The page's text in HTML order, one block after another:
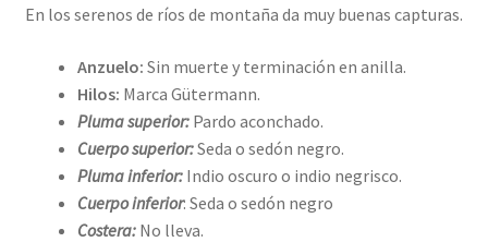
En los serenos de ríos de montaña da muy buenas capturas.
Anzuelo: Sin muerte y terminación en anilla.
Hilos: Marca Gütermann.
Pluma superior:Pardo aconchado.
Cuerpo superior:Seda o sedón negro.
Pluma inferior:Indio oscuro o indio negrisco.
Cuerpo inferior: Seda o sedón negro
Costera:No lleva.